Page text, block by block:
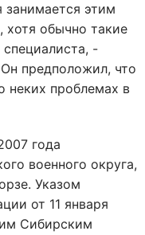
занимается этим
хотя обычно такие
-
предположил, что
неких проблемах в
года
военного округа,
Указом
от 11 января
Сибирским